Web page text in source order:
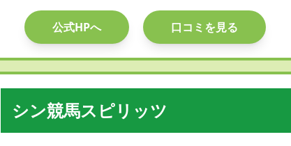
公式HPへ 口コミを見る
シン競馬スピリッツ